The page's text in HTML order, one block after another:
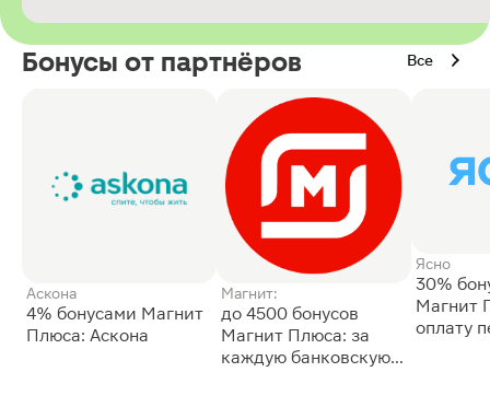
Бонусы от партнёров Все
Аскона
4% бонусами Магнит
Плюса: Аскона
Магнит:
до 4500 бонусов
Магнит Плюса: за
каждую банковскую
Ясно
30%
Магнит
оплату